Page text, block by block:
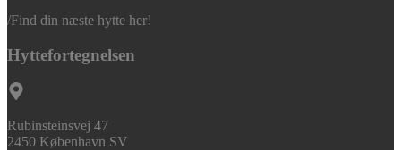
/Find din næste hytte her!
Hyttefortegnelsen
Rubinsteinsvej 47
2450 København SV